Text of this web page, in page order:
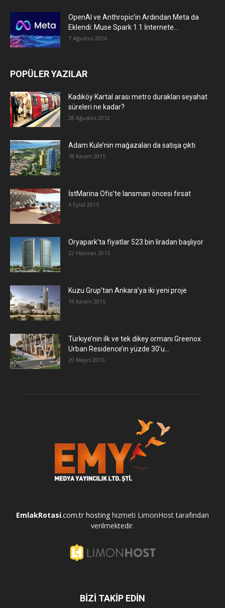
OpenAI ve Anthropic’in Ardından Meta da
Eklendi: Muse Spark 1.1 İnternete...
7 Ağustos 2026
POPÜLER YAZILAR
Kadıköy Kartal arası metro durakları seyahat
süreleri ne kadar?
28 Ağustos 2012
Adam Kule’nin mağazaları da satışa çıktı
18 Kasım 2015
İstMarina Ofis’te lansman öncesi fırsat
4 Eylül 2015
Oryapark’ta fiyatlar 523 bin liradan başlıyor
22 Haziran 2015
​Kuzu Grup’tan Ankara’ya iki yeni proje
19 Kasım 2015
Türkiye’nin ilk ve tek dikey ormanı Greenox
Urban Residence’ın yüzde 30’u...
20 Mayıs 2016
EmlakRotasi.com.tr hosting hizmeti LimonHost tarafından
verilmektedir.
BİZİ TAKİP EDİN